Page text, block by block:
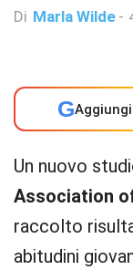
Di Marla Wilde -
G
Un nuovo
Association
raccolto
abitudini